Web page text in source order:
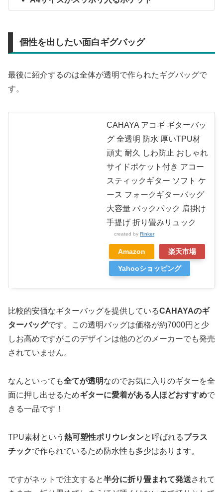
個性を出したい面白ギグバッグ
最後に紹介するのは全体が透明で作られたギグバッグで
す。
CAHAYA アコギ ギターバッ
グ 全透明 防水 厚いTPU材
頑丈 耐久 しわ防止 おしゃれ
サイドポケット付き アコー
スティックギター ソフト ケ
ース フォークギターバッグ
大容量 バックパック 肩掛け
手提げ 折り畳みリュック
created by Rinker
Amazon 楽天市場
Yahooショッピング
比較的安価なギターバッグを提供しているCAHAYAのギ
ターバッグです。この透明バッグは価格が約7000円と少
しお高めですがこのデザインは他のどのメーカーでも発売
されていません。
なんといっても全てが透明なのでお気に入りのギターを全
面に押し出せるためギターに愛着がある人ほどおすすめで
きる一品です！
TPU素材という 熱可塑性ポリウレタンと呼ばれるプラス
チックで作られているため防水性も多少はあります。
ですがネットで注文すると半分に折り畳まれて発送されて